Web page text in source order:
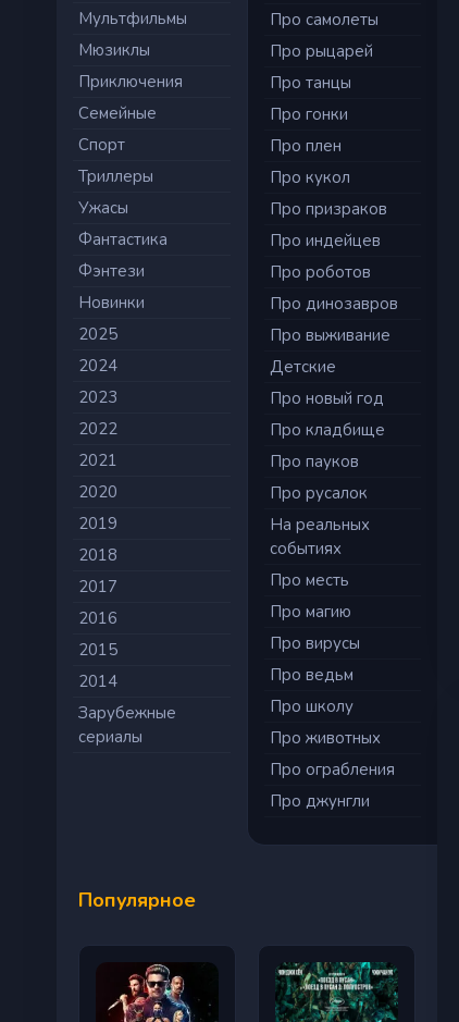
Мультфильмы
Мюзиклы
Приключения
Семейные
Cпорт
Триллеры
Ужасы
Фантастика
Фэнтези
Новинки
2025
2024
2023
2022
2021
2020
2019
2018
2017
2016
2015
2014
Зарубежные
сериалы
Про самолеты
Про рыцарей
Про танцы
Про гонки
Про плен
Про кукол
Про призраков
Про индейцев
Про роботов
Про динозавров
Про выживание
Детские
Про новый год
Про кладбище
Про пауков
Про русалок
На реальных
событиях
Про месть
Про магию
Про вирусы
Про ведьм
Про школу
Про животных
Про ограбления
Про джунгли
Популярное